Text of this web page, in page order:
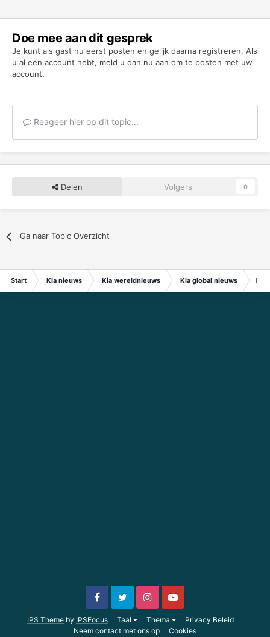
Doe mee aan dit gesprek
Je kunt als gast nu eerst posten en gelijk daarna registreren. Als
u al een account hebt, meld u dan nu aan om te posten met uw
account.
Reageer hier op dit topic...
Delen Volgers 0
Ga naar Topic Overzicht
Start Kia nieuws Kia wereldnieuws Kia global nieuws Kia
IPS Theme by IPSFocus Taal Thema
Privacy Beleid
Neem contact met ons op
Cookies